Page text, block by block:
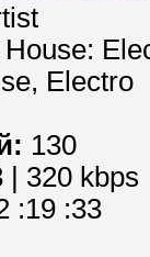
Electro
130
| 320 kbps
:19 :33